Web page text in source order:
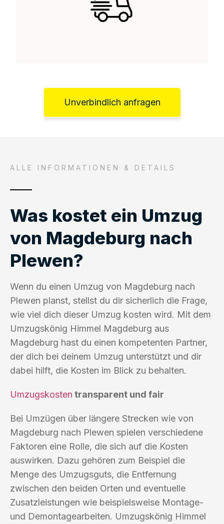
Unverbindlich anfragen
ALLE INFORMATIONEN & DETAILS
Was kostet ein Umzug
von Magdeburg nach
Plewen?
Wenn du einen Umzug von Magdeburg nach
Plewen planst, stellst du dir sicherlich die Frage,
wie viel dich dieser Umzug kosten wird. Mit dem
Umzugskönig Himmel Magdeburg aus
Magdeburg hast du einen kompetenten Partner,
der dich bei deinem Umzug unterstützt und dir
dabei hilft, die Kosten im Blick zu behalten.
Umzugskosten transparent und fair
Bei Umzügen über längere Strecken wie von
Magdeburg nach Plewen spielen verschiedene
Faktoren eine Rolle, die sich auf die Kosten
auswirken. Dazu gehören zum Beispiel die
Menge des Umzugsguts, die Entfernung
zwischen den beiden Orten und eventuelle
Zusatzleistungen wie beispielsweise Montage-
und Demontagearbeiten. Umzugskönig Himmel